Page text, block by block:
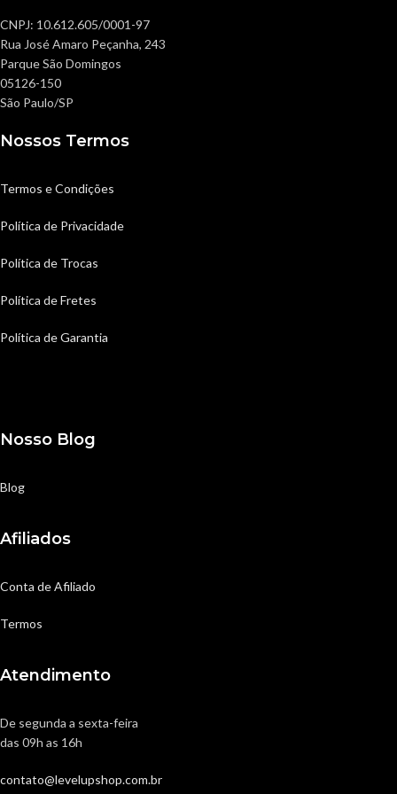
CNPJ: 10.612.605/0001-97
Rua José Amaro Peçanha, 243
Parque São Domingos
05126-150
São Paulo/SP
Nossos Termos
Termos e Condições
Política de Privacidade
Política de Trocas
Política de Fretes
Política de Garantia
Nosso Blog
Blog
Afiliados
Conta de Afiliado
Termos
Atendimento
De segunda a sexta-feira
das 09h as 16h
contato@levelupshop.com.br